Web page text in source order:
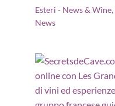
Esteri - News & Wine,
News